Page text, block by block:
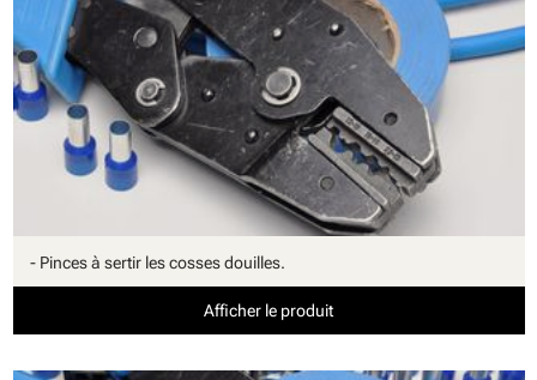
- Pinces à sertir les cosses douilles.
Afficher le produit